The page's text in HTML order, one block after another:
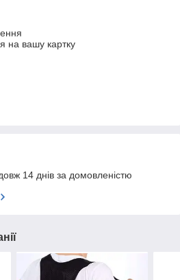
на вашу картку
14 днів за домовленістю